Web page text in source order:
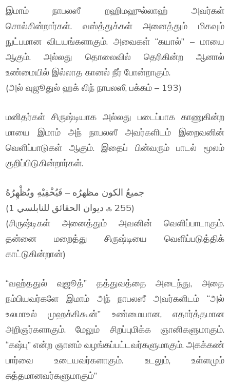
இமாம் நாபலஸீ றஹிமஹுல்லாஹ் அவர்கள்
சொல்கின்றார்கள். வஸ்த்துக்கள் அனைத்தும் மிகவும்
நுட்பமான விடயங்களாகும். அவைகள் “கயால்” – மாயை
ஆகும். அல்லது தொலைவில் தெரிகின்ற ஆனால்
உண்மையில் இல்லாத கானல் நீர் போன்றாகும்.
(அல் வுஜூதுல் ஹக் லிந் நாபலஸீ, பக்கம் – 193)
மனிதர்கள் சிருஷ்டியாக அல்லது படைப்பாக காணுகின்ற
மாயை இமாம் அந் நாபலஸீ அவர்களிடம் இறைவனின்
வெளிப்பாடுகள் ஆகும். இதைப் பின்வரும் பாடல் மூலம்
குறிப்பிடுகின்றார்கள்.
جميعُ الكون مظهرُه – فَيُخْفِيْهِ ويُظْهِرُهُ
(ديوان الحقائق للنابلسي 1 ஃ 255)
(சிருஷ்டிகள் அனைத்தும் அவனின் வெளிப்பாடாகும்.
தன்னை மறைத்து சிருஷ்டியை வெளிப்படுத்திக்
காட்டுகின்றான்)
“வஹ்ததுல் வுஜூத்” தத்துவத்தை அடைந்து, அதை
நம்பியவர்களே இமாம் அந் நாபலஸீ அவர்களிடம் “அல்
உலமாஉல் முஹக்கிகூன்” உண்மையான, எதார்த்தமான
அறிஞர்களாகும். மேலும் சிறப்புமிக்க ஞானிகளுமாகும்.
“கஷ்பு” என்ற ஞானம் வழங்கப்பட்டவர்களுமாகும். அகக்கண்
பார்வை உடையவர்களாகும். உடலும், உள்ளமும்
சுத்தமானவர்களுமாகும்”